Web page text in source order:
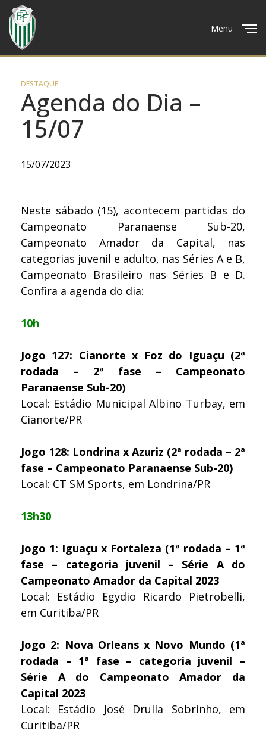
Menu
DESTAQUE
Agenda do Dia –
15/07
15/07/2023
Neste sábado (15), acontecem partidas do
Campeonato Paranaense Sub-20,
Campeonato Amador da Capital, nas
categorias juvenil e adulto, nas Séries A e B,
Campeonato Brasileiro nas Séries B e D.
Confira a agenda do dia:
10h
Jogo 127: Cianorte x Foz do Iguaçu (2ª
rodada – 2ª fase – Campeonato
Paranaense Sub-20)
Local: Estádio Municipal Albino Turbay, em
Cianorte/PR
Jogo 128: Londrina x Azuriz (2ª rodada – 2ª
fase – Campeonato Paranaense Sub-20)
Local: CT SM Sports, em Londrina/PR
13h30
Jogo 1: Iguaçu x Fortaleza (1ª rodada – 1ª
fase – categoria juvenil – Série A do
Campeonato Amador da Capital 2023
Local: Estádio Egydio Ricardo Pietrobelli,
em Curitiba/PR
Jogo 2: Nova Orleans x Novo Mundo (1ª
rodada – 1ª fase – categoria juvenil –
Série A do Campeonato Amador da
Capital 2023
Local: Estádio José Drulla Sobrinho, em
Curitiba/PR